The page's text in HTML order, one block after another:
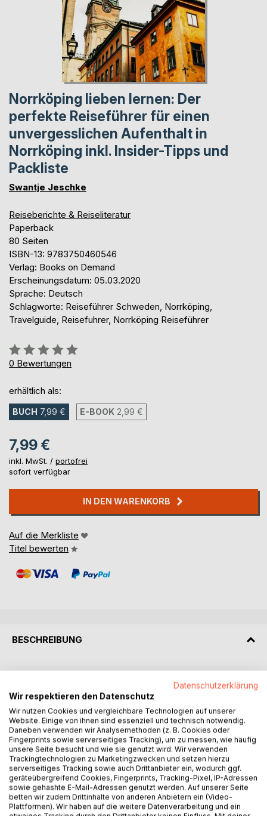
Norrköping lieben lernen: Der
perfekte Reiseführer für einen
unvergesslichen Aufenthalt in
Norrköping inkl. Insider-Tipps und
Packliste
Swantje Jeschke
Reiseberichte & Reiseliteratur
Paperback
80 Seiten
ISBN-13: 9783750460546
Verlag: Books on Demand
Erscheinungsdatum: 05.03.2020
Sprache: Deutsch
Schlagworte: Reiseführer Schweden, Norrköping,
Travelguide, Reisefuhrer, Norrköping Reiseführer
Bewertung::
0%
0 Bewertungen
erhältlich als:
BUCH 7,99 € E-BOOK 2,99 €
7,99 €
inkl. MwSt. / portofrei
sofort verfügbar
IN DEN WARENKORB
Auf die Merkliste
Titel bewerten
BESCHREIBUNG
Norrköping, dieser Name einer kleineren Stadt im Osten
Schwedens sagt den allermeisten Touristen vermutlich
nicht viel. Tatsächlich hat es diese Kleinstadt aber in sich.
Denn sie steckt voller Geschichte, Natur und Kultur und
kann einen damit in ihren Bann ziehen. Norrköping ist eine
Stadt, die man erleben muss, um sie zu verstehen. Die
Kleinstadt, zwei Stunden südlich von der schwedischen
Hauptstadt Stockholm, überrascht mit untypischen
Kakteengebilden im Zentrum, einer Industrielandschaft aus
dem 19. Jahrhundert und zahlreichen Kulturangeboten.
Wer sich auf der Suche nach einem tollen Urlaub voller
Abenteuer befindet, ist in Norrköping genau richtig.
Datenschutzerklärung
Wir respektieren den Datenschutz
Wir nutzen Cookies und vergleichbare Technologien auf unserer
Website. Einige von ihnen sind essenziell und technisch notwendig.
Daneben verwenden wir Analysemethoden (z. B. Cookies oder
Fingerprints sowie serverseitiges Tracking), um zu messen, wie häufig
unsere Seite besucht und wie sie genutzt wird. Wir verwenden
Trackingtechnologien zu Marketingzwecken und setzen hierzu
serverseitiges Tracking sowie auch Drittanbieter ein, wodurch ggf.
geräteübergreifend Cookies, Fingerprints, Tracking-Pixel, IP-Adressen
sowie gehashte E-Mail-Adressen genutzt werden. Auf unserer Seite
betten wir zudem Drittinhalte von anderen Anbietern ein (Video-
Plattformen). Wir haben auf die weitere Datenverarbeitung und ein